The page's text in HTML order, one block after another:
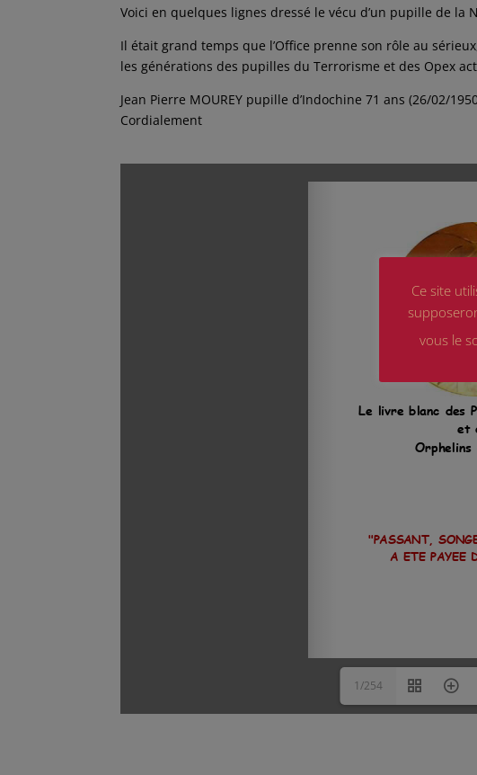
Voici en quelques lignes dressé le vécu d’un pupille de la
Il était grand temps que l’Office prenne son rôle au
les générations des pupilles du Terrorisme et des Opex
Jean Pierre MOUREY pupille d’Indochine 71 ans (26/02/
Cordialement
1/254
Ce site
vous le